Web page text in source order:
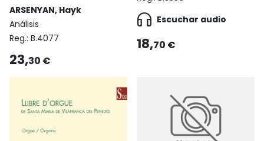
ARSENYAN, Hayk
Análisis
Reg.: B.4077
23,30 €
Escuchar audio
18,70 €